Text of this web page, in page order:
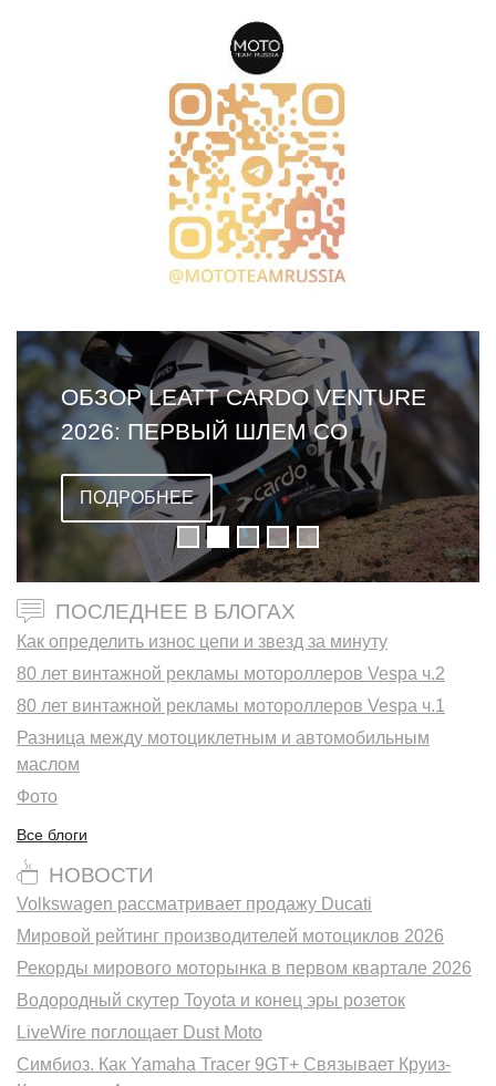
ОБЗОР LEATT CARDO VENTURE
2026: ПЕРВЫЙ ШЛЕМ СО
ВСТРОЕННОЙ ГАРНИТУРОЙ
ПОДРОБНЕЕ
ПОСЛЕДНЕЕ В БЛОГАХ
Как определить износ цепи и звезд за минуту
80 лет винтажной рекламы мотороллеров Vespa ч.2
80 лет винтажной рекламы мотороллеров Vespa ч.1
Разница между мотоциклетным и автомобильным
маслом
Фото
Все блоги
НОВОСТИ
Volkswagen рассматривает продажу Ducati
Мировой рейтинг производителей мотоциклов 2026
Рекорды мирового моторынка в первом квартале 2026
Водородный скутер Toyota и конец эры розеток
LiveWire поглощает Dust Moto
Симбиоз. Как Yamaha Tracer 9GT+ Связывает Круиз-